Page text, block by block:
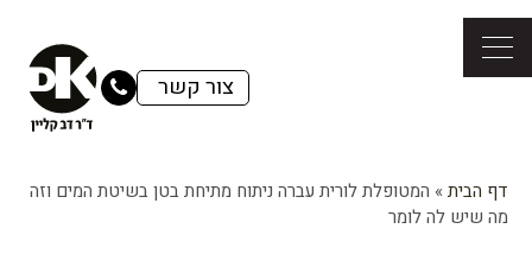
צור קשר
דף הבית » המטופלת לורית עברה ניתוח מתיחת בטן בשיטת המים וזה
מה שיש לה לומר